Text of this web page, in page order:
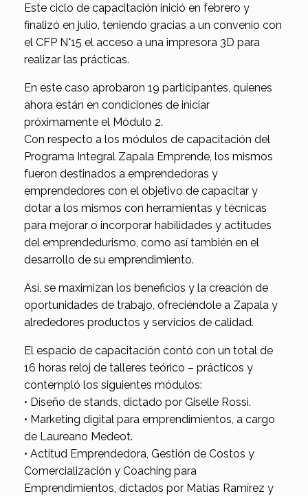
Este ciclo de capacitación inició en febrero y
finalizó en julio, teniendo gracias a un convenio con
el CFP N°15 el acceso a una impresora 3D para
realizar las prácticas.
En este caso aprobaron 19 participantes, quienes
ahora están en condiciones de iniciar
próximamente el Módulo 2.
Con respecto a los módulos de capacitación del
Programa Integral Zapala Emprende, los mismos
fueron destinados a emprendedoras y
emprendedores con el objetivo de capacitar y
dotar a los mismos con herramientas y técnicas
para mejorar o incorporar habilidades y actitudes
del emprendedurismo, como así también en el
desarrollo de su emprendimiento.
Así, se maximizan los beneficios y la creación de
oportunidades de trabajo, ofreciéndole a Zapala y
alrededores productos y servicios de calidad.
El espacio de capacitación contó con un total de
16 horas reloj de talleres teórico – prácticos y
contempló los siguientes módulos:
• Diseño de stands, dictado por Giselle Rossi.
• Marketing digital para emprendimientos, a cargo
de Laureano Medeot.
• Actitud Emprendedora, Gestión de Costos y
Comercialización y Coaching para
Emprendimientos, dictados por Matías Ramírez y